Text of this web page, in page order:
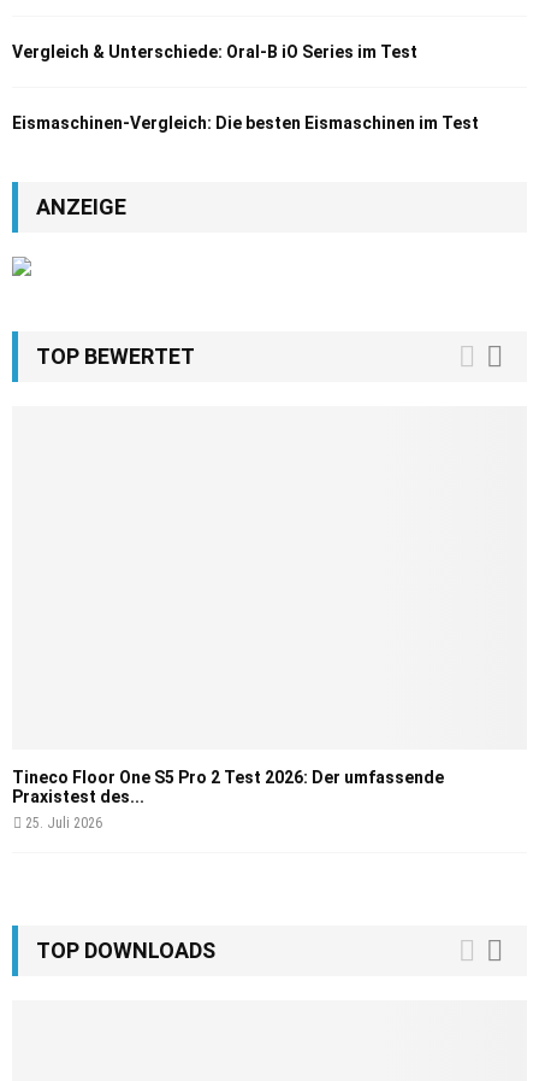
Vergleich & Unterschiede: Oral-B iO Series im Test
Eismaschinen-Vergleich: Die besten Eismaschinen im Test
ANZEIGE
TOP BEWERTET
Tineco Floor One S5 Pro 2 Test 2026: Der umfassende
Praxistest des...
25. Juli 2026
TOP DOWNLOADS